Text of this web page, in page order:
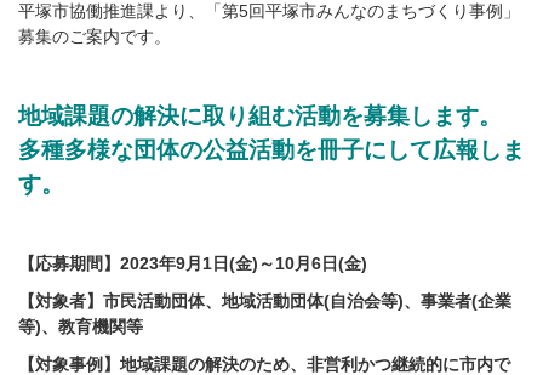
平塚市協働推進課より、「第5回平塚市みんなのまちづくり事例」
募集のご案内です。
地域課題の解決に取り組む活動を募集します。
多種多様な団体の公益活動を冊子にして広報しま
す。
【応募期間】2023年9月1日(金)～10月6日(金)
【対象者】市民活動団体、地域活動団体(自治会等)、事業者(企業
等)、教育機関等
【対象事例】地域課題の解決のため、非営利かつ継続的に市内で